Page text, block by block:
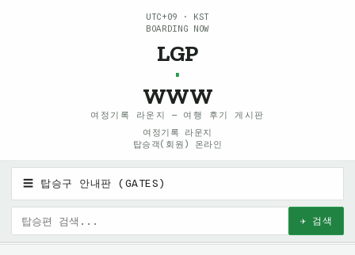
UTC+09 · KST
BOARDING NOW
LGP
·
WWW
여정기록 라운지 — 여행 후기 게시판
여정기록 라운지
탑승객(회원) 온라인
☰ 탑승구 안내판 (GATES)
✈ 검색